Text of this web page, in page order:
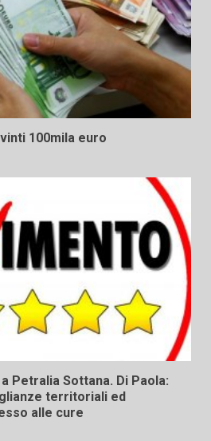
100mila euro
Petralia Sottana. Di Paola:
territoriali ed
alle cure